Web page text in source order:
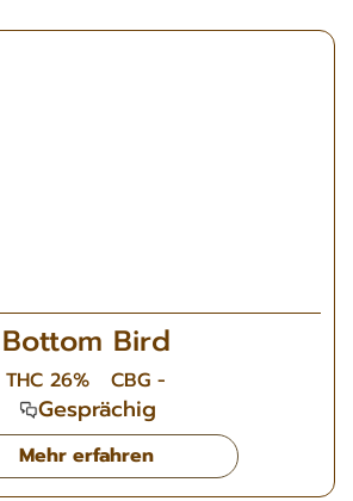
Mehr erfahren
Bottom Bird
THC 26% CBG -